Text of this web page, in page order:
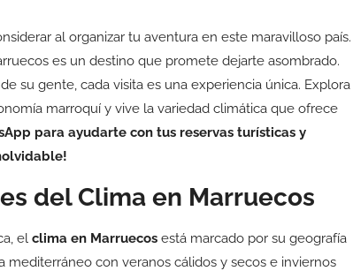
al organizar tu aventura en este maravilloso país.
es un destino que promete dejarte asombrado.
su gente, cada visita es una experiencia única. Explora
marroquí y vive la variedad climática que ofrece
para ayudarte con tus reservas turísticas y
del Clima en Marruecos
el clima en Marruecos está marcado por su geografía
mediterráneo con veranos cálidos y secos e inviernos